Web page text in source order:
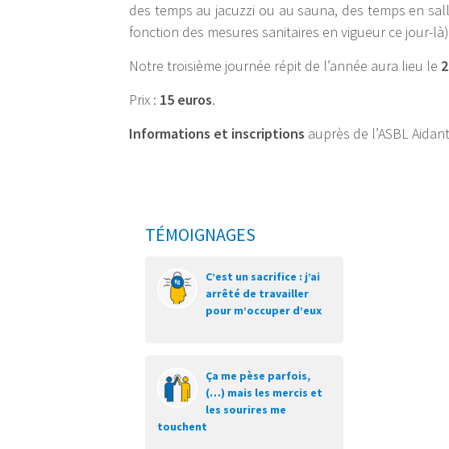
des temps au jacuzzi ou au sauna, des temps en
fonction des mesures sanitaires en vigueur ce jour-
Notre troisième journée répit de l’année aura lieu le
Prix : 15 euros.
Informations et inscriptions auprès de l’ASBL
TÉMOIGNAGES
C’est un sacrifice : j’ai
arrêté de travailler
pour m’occuper d’eux
Ça me pèse parfois,
(…) mais les mercis et
les sourires me
touchent